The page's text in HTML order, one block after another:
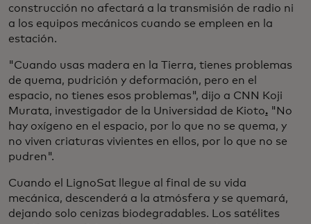
construcción no afectará a la transmisión de radio ni
a los equipos mecánicos cuando se empleen en la
estación.
"Cuando usas madera en la Tierra, tienes problemas
de quema, pudrición y deformación, pero en el
espacio, no tienes esos problemas", dijo a CNN Koji
Murata, investigador de la Universidad de Kioto."No
hay oxígeno en el espacio, por lo que no se quema, y
no viven criaturas vivientes en ellos, por lo que no se
pudren".
Cuando el LignoSat llegue al final de su vida
mecánica, descenderá a la atmósfera y se quemará,
dejando solo cenizas biodegradables. Los satélites